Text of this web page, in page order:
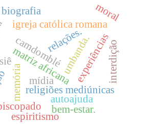
matriz africana
memória religiões mediúnicas
umbanda.
experiências
camdomblé
igreja católica romana
interdição
relações.
espiritismo
biografia
mídia
autoajuda
bem-estar.
moral